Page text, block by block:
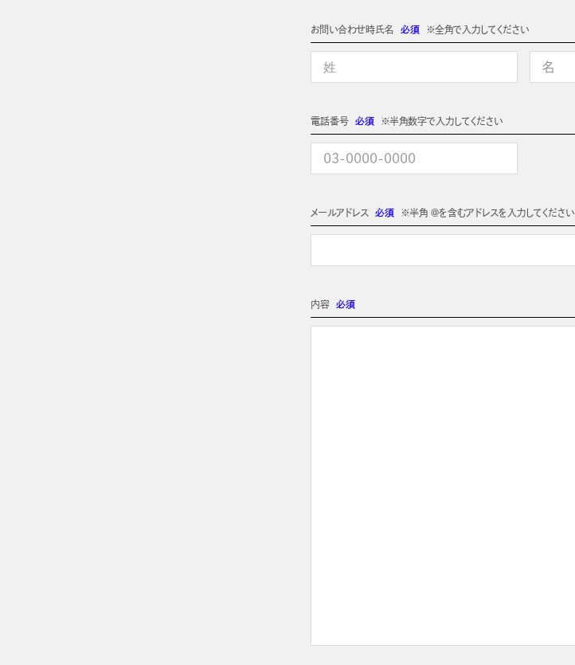
お問い合わせ時氏名 必須 ※全角で入力してください
電話番号 必須 ※半角数字で入力してください
メールアドレス 必須 ※半角 @を含むアドレスを入力してください
内容 必須